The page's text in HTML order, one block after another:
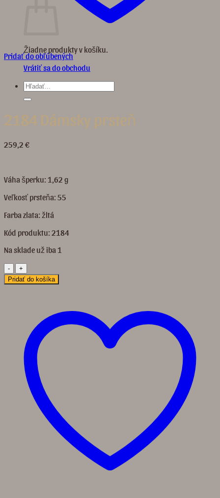
Žiadne produkty v košíku.
Vrátiť sa do obchodu
Hľadať:
Pridať do obľúbených
2184 Dámsky prsteň
259,2 €
Váha šperku: 1,62 g
Veľkosť prsteňa: 55
Farba zlata: žltá
Kód produktu: 2184
Na sklade už iba 1
množstvo
2184
Dámsky
Pridať do košíka